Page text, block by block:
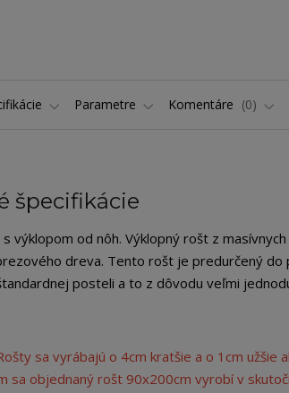
Parametre Komentáre 0
špecifikácie
výklopom od nôh. Výklopný rošt z
dreva. Tento rošt je predurčený
posteli a to z dôvodu veľmi
sa vyrábajú o 4cm kratšie a o 1cm
sa objednaný rošt 90x200cm vyrobí v